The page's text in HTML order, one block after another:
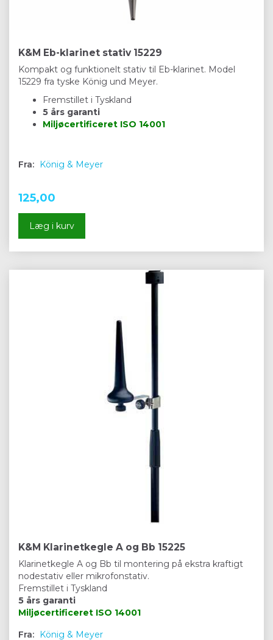
K&M Eb-klarinet stativ 15229
Kompakt og funktionelt stativ til Eb-klarinet. Model
15229 fra tyske König und Meyer.
Fremstillet i Tyskland
5 års garanti
Miljøcertificeret ISO 14001
Fra: König & Meyer
125,00
Læg i kurv
K&M Klarinetkegle A og Bb 15225
Klarinetkegle A og Bb til montering på ekstra kraftigt
nodestativ eller mikrofonstativ.
Fremstillet i Tyskland
5 års garanti
Miljøcertificeret ISO 14001
Fra: König & Meyer